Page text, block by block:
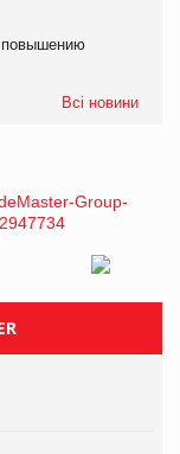
повышению
Всі новини